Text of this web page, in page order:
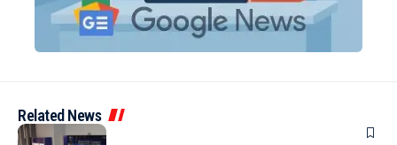
Related News
BANDARA BERITA